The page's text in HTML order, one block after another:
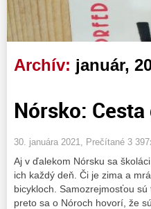
Komerčné blogy
Archív: január,
Nórsko:
30. januára 2021, Prečítané 3
Aj v ďalekom Nórsku sa
ich každý deň. Či je zima a
bicykloch. Samozrejmosťou
preto sa o Nóroch hovorí, že